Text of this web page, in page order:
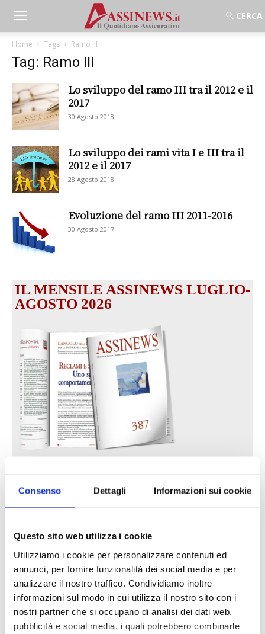
Consenso Dettagli Informazioni sui cookie
Questo sito web utilizza i cookie
Utilizziamo i cookie per personalizzare contenuti ed
annunci, per fornire funzionalità dei social media e per
analizzare il nostro traffico. Condividiamo inoltre
informazioni sul modo in cui utilizza il nostro sito con i
nostri partner che si occupano di analisi dei dati web,
pubblicità e social media, i quali potrebbero combinarle
Home Tags Ramo III
Tag: Ramo III
Lo sviluppo del ramo III tra il 2012 e il
2017
30 Agosto 2018
Lo sviluppo dei rami vita I e III tra il
2012 e il 2017
28 Agosto 2018
Evoluzione del ramo III 2011-2016
30 Agosto 2017
IL MENSILE ASSINEWS LUGLIO-
AGOSTO 2026
30 Giugno 2026
LA GESTIONE DELLA REPUTAZIONE.
RECENSIONI E CRISI DIGITALI
30 Giugno 2026
Il “Modulo CAI” diventa digitale
30 Giugno 2026